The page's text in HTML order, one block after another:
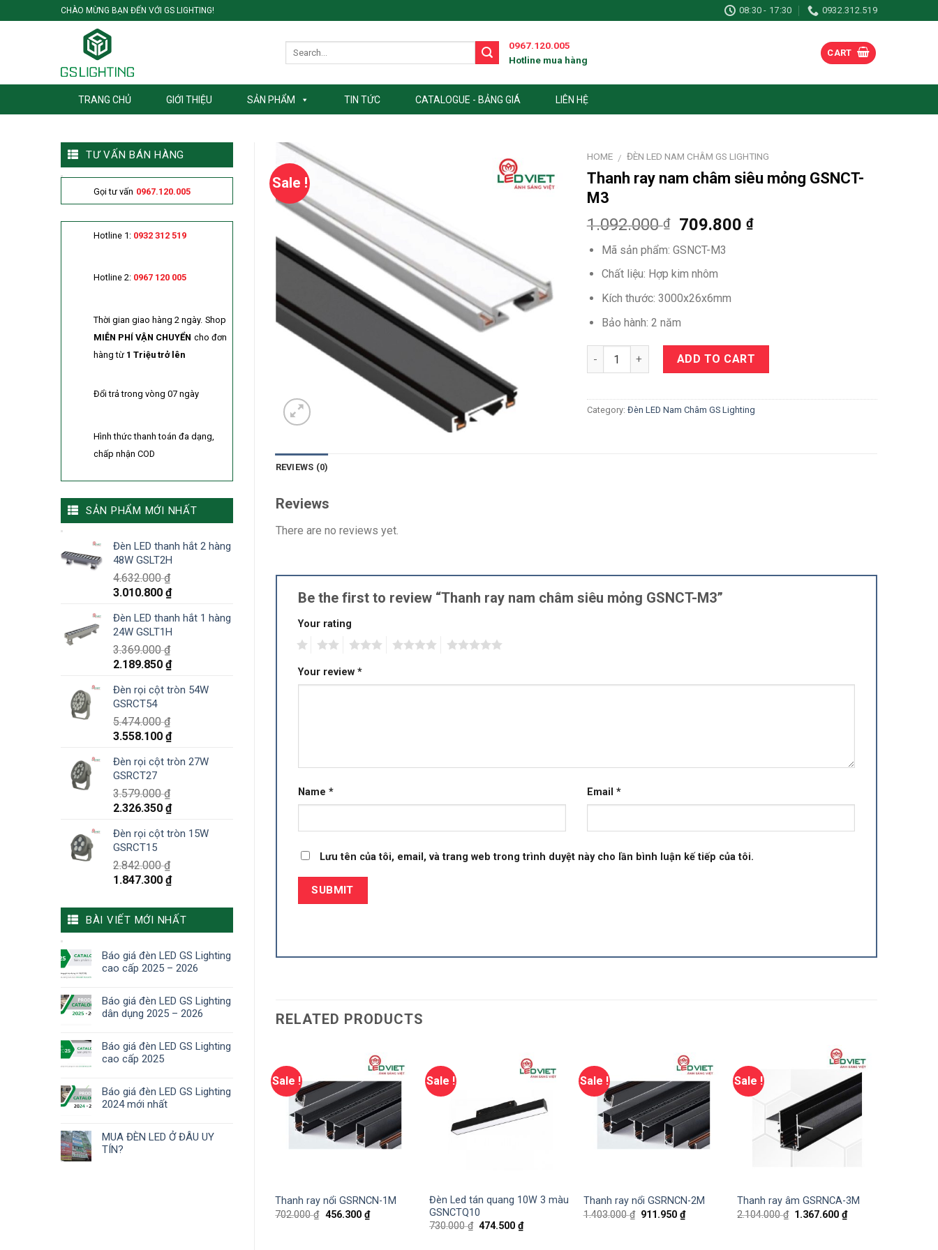
to
CHÀO MỪNG BẠN ĐẾN VỚI GS LIGHTING! 08:30 - 17:30 0932.312.519
0967.120.005
Hotline mua hàng
CART
TRANG CHỦ GIỚI THIỆU SẢN PHẨM TIN TỨC CATALOGUE - BẢNG GIÁ LIÊN HỆ
Sale !
HOME / ĐÈN LED NAM CHÂM GS LIGHTING
Thanh ray nam châm siêu mỏng GSNCT-
M3
1.092.000₫ 709.800 ₫
Mã sản phẩm: GSNCT-M3
Chất liệu: Hợp kim nhôm
Kích thước: 3000x26x6mm
Bảo hành: 2 năm
Quantity ADD TO CART
Category: Đèn LED Nam Châm GS Lighting
REVIEWS (0)
Reviews
There are no reviews yet.
Be the first to review “Thanh ray nam châm siêu mỏng GSNCT-M3”
Your rating
Your review *
Name * Email *
Lưu tên của tôi, email, và trang web trong trình duyệt này cho lần bình luận kế tiếp của tôi.
RELATED PRODUCTS
Sale !
Thanh ray nổi GSRNCN-1M
702.000₫ 456.300 ₫
Sale !
Đèn Led tán quang 10W 3 màu
GSNCTQ10
730.000₫ 474.500₫
Sale !
Thanh ray nổi GSRNCN-2M
1.403.000₫ 911.950 ₫
Sale !
Thanh ray âm GSRNCA-3M
2.104.000₫ 1.367.600₫
TƯ VẤN BÁN HÀNG
Gọi tư vấn 0967.120.005
Hotline 1: 0932 312 519
Hotline 2: 0967 120 005
Thời gian giao hàng 2 ngày. Shop
MIỄN PHÍ VẬN CHUYỂN cho đơn
hàng từ 1 Triệu trở lên
Đổi trả trong vòng 07 ngày
Hình thức thanh toán đa dạng,
chấp nhận COD
SẢN PHẨM MỚI NHẤT
Đèn LED thanh hắt 2 hàng
48W GSLT2H
4.632.000₫
3.010.800 ₫
Đèn LED thanh hắt 1 hàng
24W GSLT1H
3.369.000₫
2.189.850 ₫
Đèn rọi cột tròn 54W
GSRCT54
5.474.000₫
3.558.100 ₫
Đèn rọi cột tròn 27W
GSRCT27
3.579.000₫
2.326.350 ₫
Đèn rọi cột tròn 15W
GSRCT15
2.842.000₫
1.847.300 ₫
BÀI VIẾT MỚI NHẤT
Báo giá đèn LED GS Lighting
cao cấp 2025 – 2026
Báo giá đèn LED GS Lighting
dân dụng 2025 – 2026
Báo giá đèn LED GS Lighting
cao cấp 2025
Báo giá đèn LED GS Lighting
2024 mới nhất
MUA ĐÈN LED Ở ĐÂU UY
TÍN?